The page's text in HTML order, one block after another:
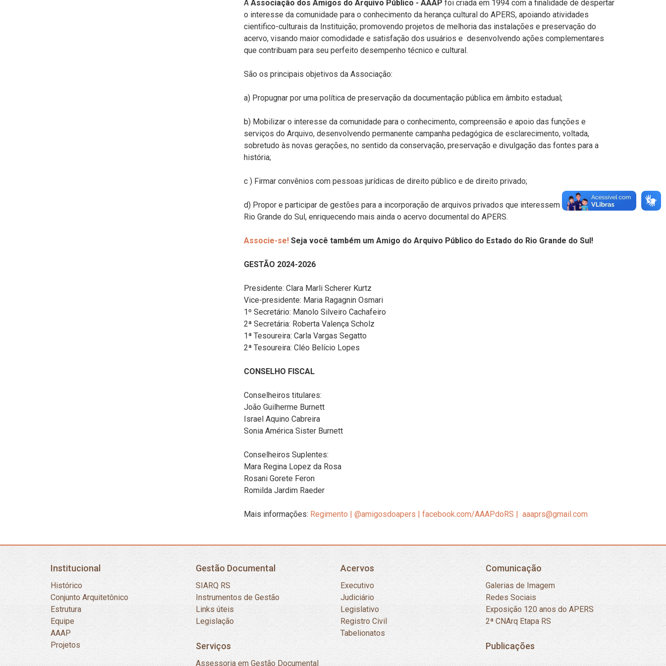
A Associação dos Amigos do Arquivo Público - AAAP foi criada em 1994 com a finalidade de despertar
o interesse da comunidade para o conhecimento da herança cultural do APERS, apoiando atividades
cientifico-culturais da Instituição; promovendo projetos de melhoria das instalações e preservação do
acervo, visando maior comodidade e satisfação dos usuários e desenvolvendo ações complementares
que contribuam para seu perfeito desempenho técnico e cultural.
São os principais objetivos da Associação:
a) Propugnar por uma política de preservação da documentação pública em âmbito estadual;
b) Mobilizar o interesse da comunidade para o conhecimento, compreensão e apoio das funções e
serviços do Arquivo, desenvolvendo permanente campanha pedagógica de esclarecimento, voltada,
sobretudo às novas gerações, no sentido da conservação, preservação e divulgação das fontes para a
história;
c ) Firmar convênios com pessoas jurídicas de direito público e de direito privado;
d) Propor e participar de gestões para a incorporação de arquivos privados que interessem à História do
Rio Grande do Sul, enriquecendo mais ainda o acervo documental do APERS.
Associe-se! Seja você também um Amigo do Arquivo Público do Estado do Rio Grande do Sul!
GESTÃO 2024-2026
Presidente: Clara Marli Scherer Kurtz
Vice-presidente: Maria Ragagnin Osmari
1º Secretário: Manolo Silveiro Cachafeiro
2ª Secretária: Roberta Valença Scholz
1ª Tesoureira: Carla Vargas Segatto
2ª Tesoureira: Cléo Belício Lopes
CONSELHO FISCAL
Conselheiros titulares:
João Guilherme Burnett
Israel Aquino Cabreira
Sonia América Sister Burnett
Conselheiros Suplentes:
Mara Regina Lopez da Rosa
Rosani Gorete Feron
Romilda Jardim Raeder
Mais informações: Regimento @amigosdoapers | facebook.com/AAAPdoRS aaaprs@gmail.com
Institucional
Histórico
Conjunto Arquitetônico
Estrutura
Equipe
AAAP
Projetos
Gestão Documental
SIARQ RS
Instrumentos de Gestão
Links úteis
Legislação
Serviços
Assessoria em Gestão Documental
Acervos
Executivo
Judiciário
Legislativo
Registro Civil
Tabelionatos
Comunicação
Galerias de Imagem
Redes Sociais
Exposição 120 anos do APERS
2ª CNArq Etapa RS
Publicações